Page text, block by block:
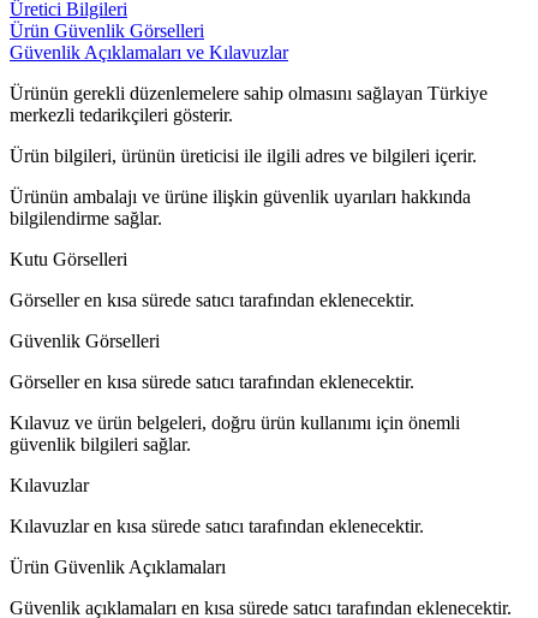
Üretici Bilgileri
Ürün Güvenlik Görselleri
Güvenlik Açıklamaları ve Kılavuzlar
Ürünün gerekli düzenlemelere sahip olmasını sağlayan Türkiye
merkezli tedarikçileri gösterir.
Ürün bilgileri, ürünün üreticisi ile ilgili adres ve bilgileri içerir.
Ürünün ambalajı ve ürüne ilişkin güvenlik uyarıları hakkında
bilgilendirme sağlar.
Kutu Görselleri
Görseller en kısa sürede satıcı tarafından eklenecektir.
Güvenlik Görselleri
Görseller en kısa sürede satıcı tarafından eklenecektir.
Kılavuz ve ürün belgeleri, doğru ürün kullanımı için önemli
güvenlik bilgileri sağlar.
Kılavuzlar
Kılavuzlar en kısa sürede satıcı tarafından eklenecektir.
Ürün Güvenlik Açıklamaları
Güvenlik açıklamaları en kısa sürede satıcı tarafından eklenecektir.